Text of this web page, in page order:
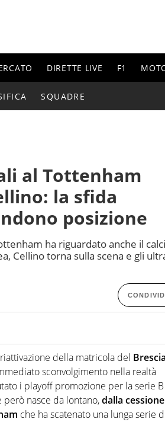
DIRETTE LIVE F1
SQUADRE
al Tottenham
la sfida
posizione
ha riguardato anche il
Cellino torna sulla scena e gli
basket, football, baseball e la
vedono granchédella matricola del Brescia
sconvolgimento nella realtà
i playoff promozione per la serie
nasce da lontano,dalla
che ha scatenato una lunga serie